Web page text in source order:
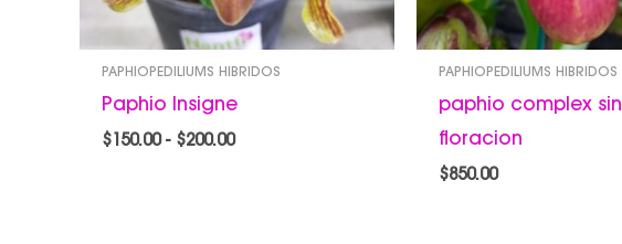
PAPHIOPEDILIUMS HIBRIDOS
Paphio Insigne
$ 150.00 - $200.00
PAPHIOPEDILIUMS HIBRIDOS
paphio complex sin
floracion
$850.00